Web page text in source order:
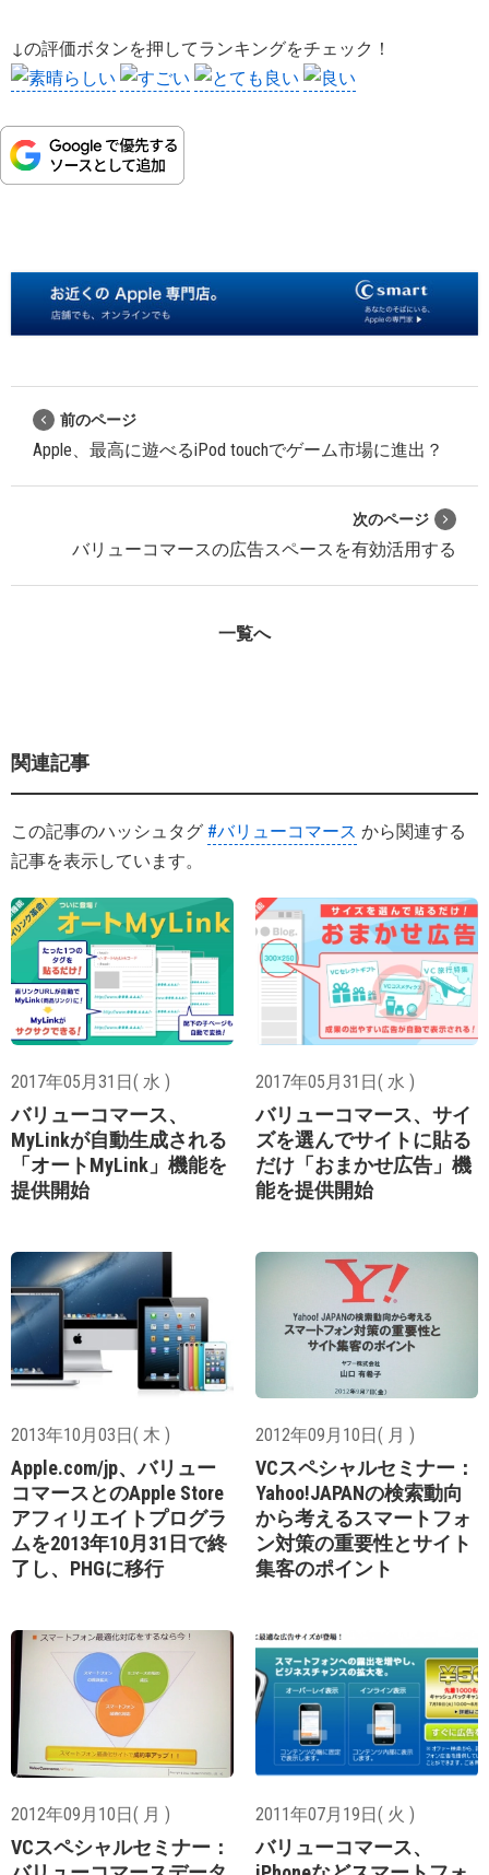
↓の評価ボタンを押してランキングをチェック！
前のページ
Apple、最高に遊べるiPod touchでゲーム市場に進出？
次のページ
バリューコマースの広告スペースを有効活用する
一覧へ
関連記事
この記事のハッシュタグ #バリューコマース から関連する
記事を表示しています。
2017年05月31日( 水 )
バリューコマース、
MyLinkが自動生成される
「オートMyLink」機能を
提供開始
2017年05月31日( 水 )
バリューコマース、サイ
ズを選んでサイトに貼る
だけ「おまかせ広告」機
能を提供開始
2013年10月03日( 木 )
Apple.com/jp、バリュー
コマースとのApple Store
アフィリエイトプログラ
ムを2013年10月31日で終
了し、PHGに移行
2012年09月10日( 月 )
VCスペシャルセミナー：
Yahoo!JAPANの検索動向
から考えるスマートフォ
ン対策の重要性とサイト
集客のポイント
2012年09月10日( 月 )
VCスペシャルセミナー：
2011年07月19日( 火 )
バリューコマース、